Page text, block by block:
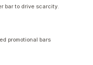
bar to drive scarcity.
promotional bars